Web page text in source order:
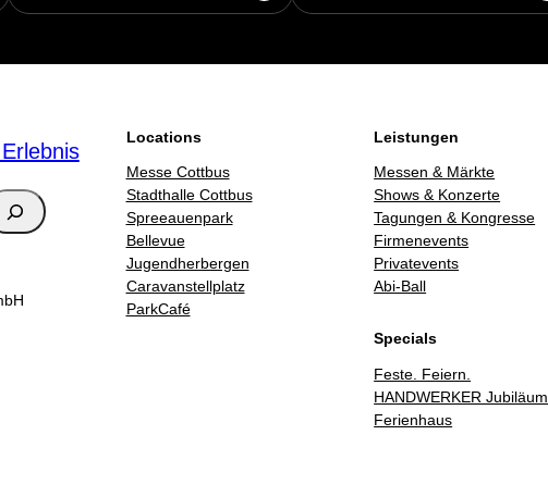
Locations
Messe Cottbus
Stadthalle Cottbus
Spreeauenpark
Bellevue
Jugendherbergen
Caravanstellplatz
ParkCafé
Leistungen
Messen & Märkte
Shows & Konzerte
Tagungen & Kongresse
Firmenevents
Privatevents
Abi-Ball
Specials
Feste. Feiern.
HANDWERKER Jubiläum
Ferienhaus